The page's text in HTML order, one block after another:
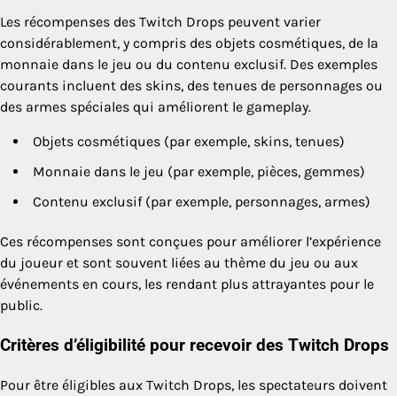
Les récompenses des Twitch Drops peuvent varier
considérablement, y compris des objets cosmétiques, de la
monnaie dans le jeu ou du contenu exclusif. Des exemples
courants incluent des skins, des tenues de personnages ou
des armes spéciales qui améliorent le gameplay.
Objets cosmétiques (par exemple, skins, tenues)
Monnaie dans le jeu (par exemple, pièces, gemmes)
Contenu exclusif (par exemple, personnages, armes)
Ces récompenses sont conçues pour améliorer l’expérience
du joueur et sont souvent liées au thème du jeu ou aux
événements en cours, les rendant plus attrayantes pour le
public.
Critères d’éligibilité pour recevoir des Twitch Drops
Pour être éligibles aux Twitch Drops, les spectateurs doivent